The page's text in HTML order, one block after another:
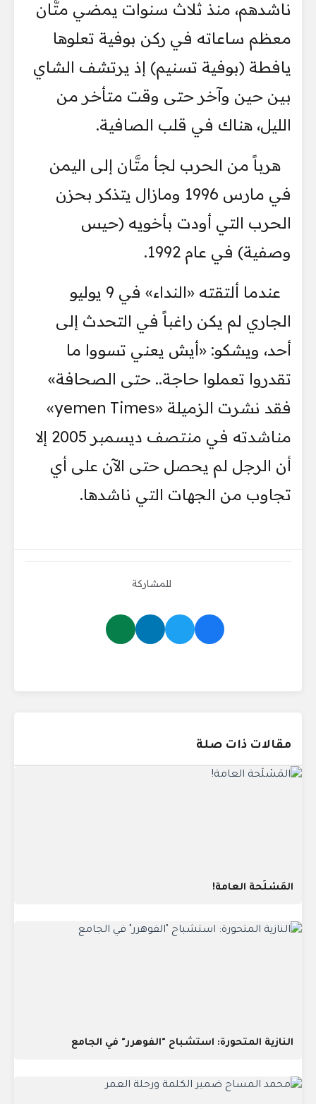
ناشدهم، منذ ثلاث سنوات يمضي متَّان
معظم ساعاته في ركن بوفية تعلوها
يافطة (بوفية تسنيم) إذ يرتشف الشاي
بين حين وآخر حتى وقت متأخر من
الليل، هناك في قلب الصافية.
هرباً من الحرب لجأ متَّان إلى اليمن
في مارس 1996 ومازال يتذكر بحزن
الحرب التي أودت بأخويه (حيس
وصفية) في عام 1992.
عندما ألتقته «النداء» في 9 يوليو
الجاري لم يكن راغباً في التحدث إلى
أحد، ويشكو: «أيش يعني تسووا ما
تقدروا تعملوا حاجة.. حتى الصحافة»
فقد نشرت الزميلة «yemen Times»
مناشدته في منتصف ديسمبر 2005 إلا
أن الرجل لم يحصل حتى الآن على أي
تجاوب من الجهات التي ناشدها.
للمشاركة
مقالات ذات صلة
المَسْلَحة العامة!
النازية المتحورة: استشباح "الفوهرر" في الجامع